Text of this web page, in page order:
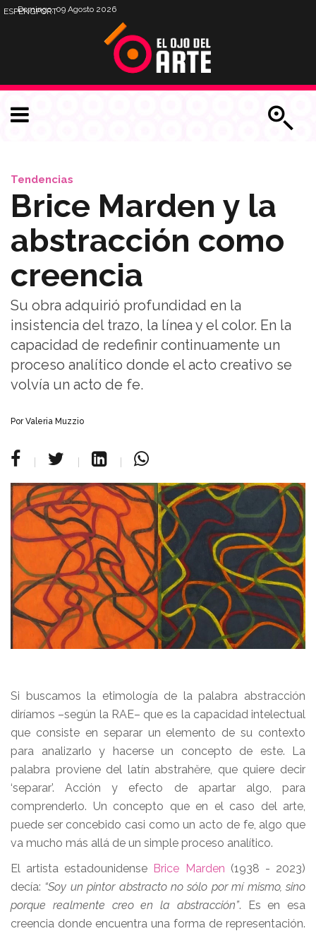
Domingo, 09 Agosto 2026
ESPENGPORT
Tendencias
Brice Marden y la
abstracción como
creencia
Su obra adquirió profundidad en la
insistencia del trazo, la línea y el color. En la
capacidad de redefinir continuamente un
proceso analítico donde el acto creativo se
volvía un acto de fe.
Por Valeria Muzzio
Si buscamos la etimología de la palabra abstracción
diríamos –según la RAE– que es la capacidad intelectual
que consiste en separar un elemento de su contexto
para analizarlo y hacerse un concepto de este. La
palabra proviene del latín abstrahĕre, que quiere decir
‘separar’. Acción y efecto de apartar algo, para
comprenderlo. Un concepto que en el caso del arte,
puede ser concebido casi como un acto de fe, algo que
va mucho más allá de un simple proceso analítico.
El artista estadounidense Brice Marden (1938 - 2023)
decía: “Soy un pintor abstracto no sólo por mí mismo, sino
porque realmente creo en la abstracción”. Es en esa
creencia donde encuentra una forma de representación.